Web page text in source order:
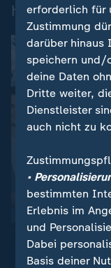
heute-
Wetter:
So wird das
Video1:20
erforderlich für
Zustimmung
darüber hinaus
speichern und/
deine Daten
Dritte weiter,
Dienstleister
auch nicht zu
•
bestimmten
Erlebnis im
und
Dabei
Basis deiner